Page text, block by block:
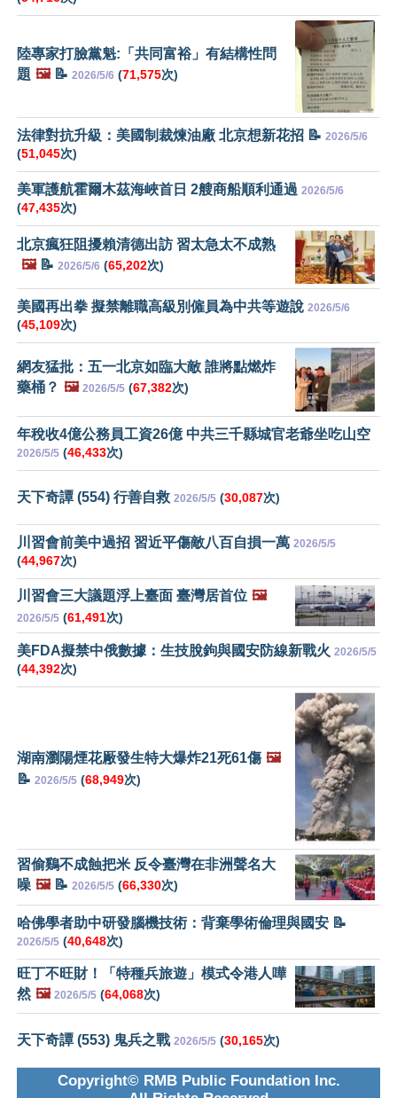
陸專家打臉黨魁:「共同富裕」有結構性問
題 🖼️📝 2026/5/6 (71,575次)
法律對抗升級：美國制裁煉油廠 北京想新花招 📝 2026/5/6
(51,045次)
美軍護航霍爾木茲海峽首日 2艘商船順利通過 2026/5/6
(47,435次)
北京瘋狂阻擾賴清德出訪 習太急太不成熟
🖼️📝 2026/5/6 (65,202次)
美國再出拳 擬禁離職高級別僱員為中共等遊說 2026/5/6
(45,109次)
網友猛批：五一北京如臨大敵 誰將點燃炸
藥桶？ 🖼️ 2026/5/5 (67,382次)
年稅收4億公務員工資26億 中共三千縣城官老爺坐吃山空
2026/5/5 (46,433次)
天下奇譚 (554) 行善自救 2026/5/5 (30,087次)
川習會前美中過招 習近平傷敵八百自損一萬 2026/5/5
(44,967次)
川習會三大議題浮上臺面 臺灣居首位 🖼️
2026/5/5 (61,491次)
美FDA擬禁中俄數據：生技脫鉤與國安防線新戰火 2026/5/5
(44,392次)
湖南瀏陽煙花厰發生特大爆炸21死61傷 🖼️
📝 2026/5/5 (68,949次)
習偷鷄不成蝕把米 反令臺灣在非洲聲名大
噪 🖼️📝 2026/5/5 (66,330次)
哈佛學者助中研發腦機技術：背棄學術倫理與國安 📝
2026/5/5 (40,648次)
旺丁不旺財！「特種兵旅遊」模式令港人嘩
然 🖼️ 2026/5/5 (64,068次)
天下奇譚 (553) 鬼兵之戰 2026/5/5 (30,165次)
Copyright© RMB Public Foundation Inc.